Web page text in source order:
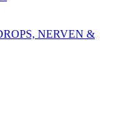
NERVEN &